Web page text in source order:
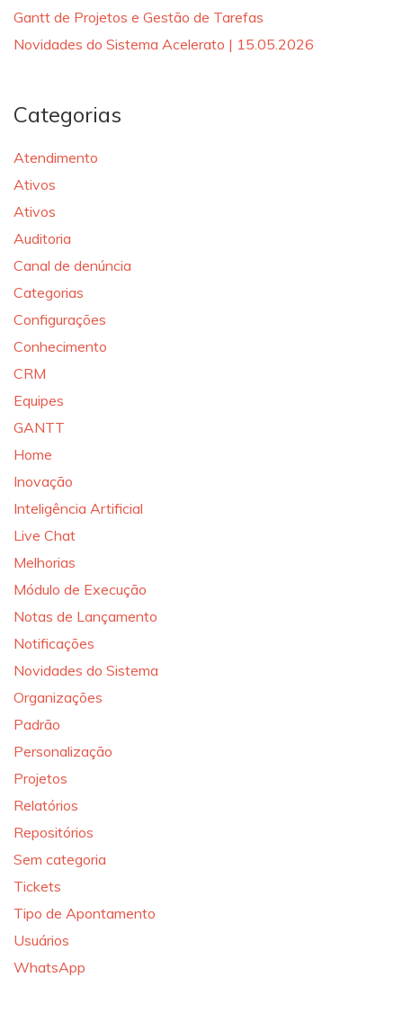
Gantt de Projetos e Gestão de Tarefas
Novidades do Sistema Acelerato | 15.05.2026
Categorias
Atendimento
Ativos
Ativos
Auditoria
Canal de denúncia
Categorias
Configurações
Conhecimento
CRM
Equipes
GANTT
Home
Inovação
Inteligência Artificial
Live Chat
Melhorias
Módulo de Execução
Notas de Lançamento
Notificações
Novidades do Sistema
Organizações
Padrão
Personalização
Projetos
Relatórios
Repositórios
Sem categoria
Tickets
Tipo de Apontamento
Usuários
WhatsApp